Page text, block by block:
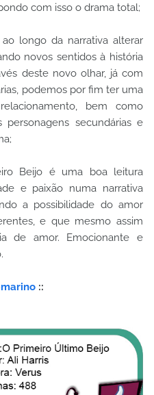
com isso o drama total;
longo da narrativa alterar
novos sentidos à história
deste novo olhar, já com
podemos por fim ter uma
bem como
secundárias e
Beijo é uma boa leitura
e paixão numa narrativa
a possibilidade do amor
e que mesmo assim
de amor. Emocionante e
::